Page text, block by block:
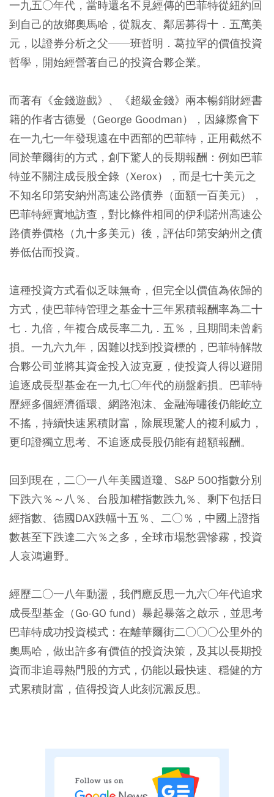
一九五○年代，當時還名不見經傳的巴菲特從紐約回
到自己的故鄉奧馬哈，從親友、鄰居募得十．五萬美
元，以證券分析之父——班哲明．葛拉罕的價值投資
哲學，開始經營著自己的投資合夥企業。
而著有《金錢遊戲》、《超級金錢》兩本暢銷財經書
籍的作者古德曼（George Goodman），因緣際會下
在一九七一年發現遠在中西部的巴菲特，正用截然不
同於華爾街的方式，創下驚人的長期報酬：例如巴菲
特並不關注成長股全錄（Xerox），而是七十美元之
不知名印第安納州高速公路債券（面額一百美元），
巴菲特經實地訪查，對比條件相同的伊利諾州高速公
路債券價格（九十多美元）後，評估印第安納州之債
券低估而投資。
這種投資方式看似乏味無奇，但完全以價值為依歸的
方式，使巴菲特管理之基金十三年累積報酬率為二十
七．九倍，年複合成長率二九．五％，且期間未曾虧
損。 一九六九年，因難以找到投資標的，巴菲特解散
合夥公司並將其資金投入波克夏，使投資人得以避開
追逐成長型基金在一九七○年代的崩盤虧損。 巴菲特
歷經多個經濟循環、網路泡沫、金融海嘯後仍能屹立
不搖，持續快速累積財富，除展現驚人的複利威力，
更印證獨立思考、不追逐成長股仍能有超額報酬。
回到現在，二○一八年美國道瓊、S&P 500指數分別
下跌六％～八％、台股加權指數跌九％、剩下包括日
經指數、德國DAX跌幅十五％、二○％，中國上證指
數甚至下跌達二六％之多，全球市場愁雲慘霧，投資
人哀鴻遍野。
經歷二○一八年動盪，我們應反思一九六○年代追求
成長型基金（Go-GO fund）暴起暴落之啟示，並思考
巴菲特成功投資模式：在離華爾街二○○○公里外的
奧馬哈，做出許多有價值的投資決策，及其以長期投
資而非追尋熱門股的方式，仍能以最快速、穩健的方
式累積財富，值得投資人此刻沉澱反思。